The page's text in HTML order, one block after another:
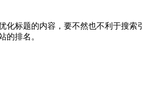
标题的内容，要不然也不利于搜索
的排名。